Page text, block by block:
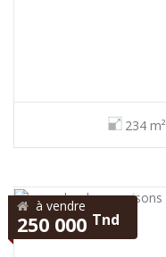
234 m²
à vendre
250 000 Tnd